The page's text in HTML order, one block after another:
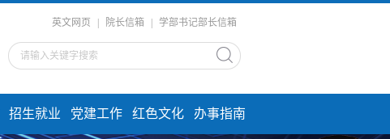
英文网页 院长信箱 学部书记部长信箱
招生就业 党建工作 红色文化 办事指南